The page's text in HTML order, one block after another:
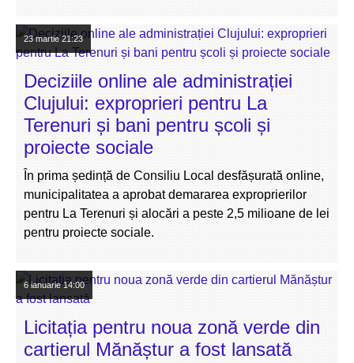
23 martie21:23
Deciziile online ale administrației
Clujului: exproprieri pentru La
Terenuri și bani pentru școli și
proiecte sociale
În prima ședință de Consiliu Local desfășurată online,
municipalitatea a aprobat demararea exproprierilor
pentru La Terenuri și alocări a peste 2,5 milioane de lei
pentru proiecte sociale.
6 ianuarie14:00
Licitația pentru noua zonă verde din
cartierul Mănăștur a fost lansată